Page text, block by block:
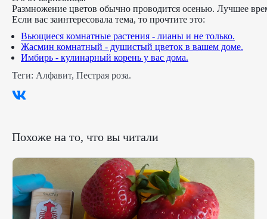
Размножение цветов обычно проводится осенью. Лучшее
Если вас заинтересовала тема, то прочтите это:
Вьющиеся комнатные растения - лианы и не только.
Жасмин комнатный - душистый цветок в вашем доме.
Имбирь - кулинарный корень у вас дома.
Теги: Алфавит, Пестрая роза.
Похоже на то, что вы читали